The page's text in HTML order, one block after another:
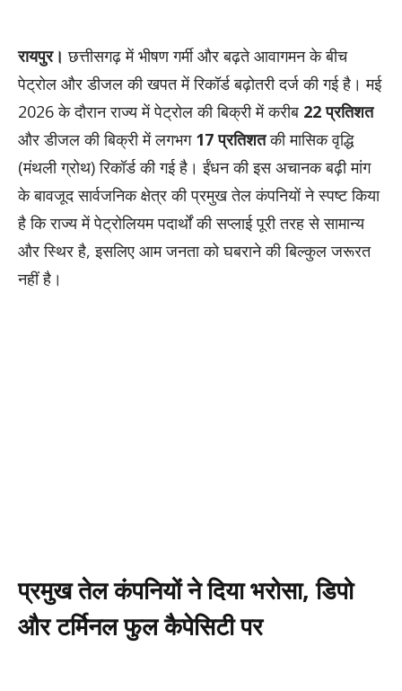
रायपुर। छत्तीसगढ़ में भीषण गर्मी और बढ़ते आवागमन के बीच
पेट्रोल और डीजल की खपत में रिकॉर्ड बढ़ोतरी दर्ज की गई है। मई
2026 के दौरान राज्य में पेट्रोल की बिक्री में करीब 22 प्रतिशत
और डीजल की बिक्री में लगभग 17 प्रतिशतकी मासिक वृद्धि
(मंथली ग्रोथ) रिकॉर्ड की गई है। ईंधन की इस अचानक बढ़ी मांग
के बावजूद सार्वजनिक क्षेत्र की प्रमुख तेल कंपनियों ने स्पष्ट किया
है कि राज्य में पेट्रोलियम पदार्थों की सप्लाई पूरी तरह से सामान्य
और स्थिर है, इसलिए आम जनता को घबराने की बिल्कुल जरूरत
नहीं है।
प्रमुख तेल कंपनियों ने दिया भरोसा, डिपो
और टर्मिनल फुल कैपेसिटी पर